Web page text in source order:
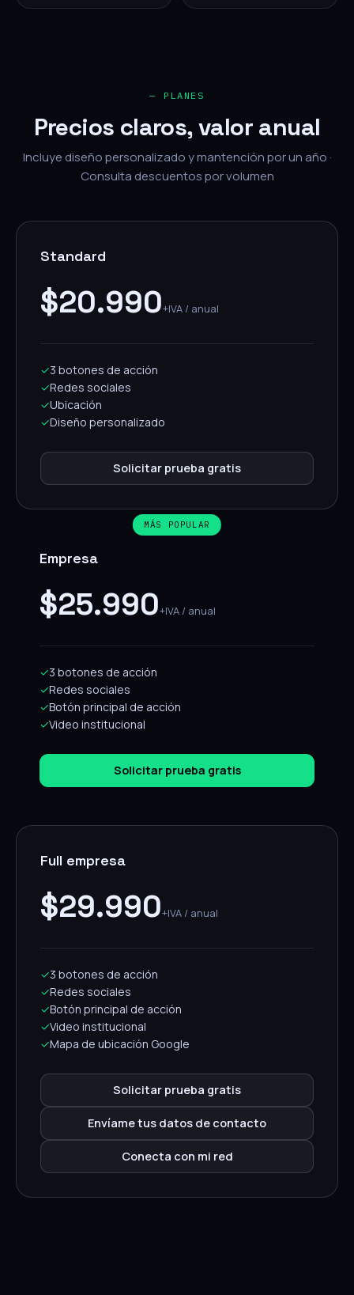
— PLANES
Precios claros, valor anual
Incluye diseño personalizado y mantención por un año ·
Consulta descuentos por volumen
Standard
$20.990+IVA / anual
✓3 botones de acción
✓Redes sociales
✓Ubicación
✓Diseño personalizado
Solicitar prueba gratis
MÁS POPULAR
Empresa
$25.990+IVA / anual
✓3 botones de acción
✓Redes sociales
✓Botón principal de acción
✓Video institucional
Solicitar prueba gratis
Full empresa
$29.990+IVA / anual
✓3 botones de acción
✓Redes sociales
✓Botón principal de acción
✓Video institucional
✓Mapa de ubicación Google
Solicitar prueba gratis
Envíame tus datos de contacto
Conecta con mi red